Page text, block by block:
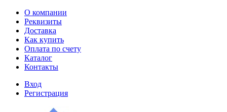
О компании
Реквизиты
Доставка
Как купить
Оплата по счету
Каталог
Контакты
Вход
Регистрация